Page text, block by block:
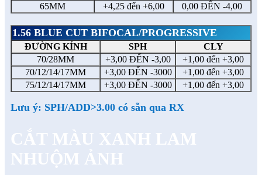
65MM
+4,25 đến +6,00 0,00 ĐẾN -4,00
1.56 BLUE CUT BIFOCAL/PROGRESSIVE
ĐƯỜNG KÍNH SPH
CLY
70/28MM
+3,00 ĐẾN -3,00
+1,00 đến +3,00
70/12/14/17MM
+3,00 ĐẾN -3000
+1,00 đến +3,00
75/12/14/17MM
+3,00 ĐẾN -3000 +1,00 đến +3,00
Lưu ý: SPH/ADD>3.00 có sẵn qua RX
CẮT MÀU XANH LAM
NHUỘM ẢNH